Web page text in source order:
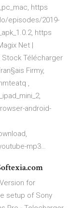
https
episodes/2019-
https
Net |
Stock Télécharger
Firmy,
,
android-
mp3…
for
setup of Sony